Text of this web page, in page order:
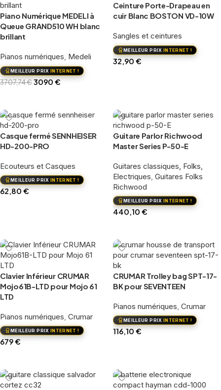
Piano Numérique MEDELI à
Queue GRAND510 WH blanc
brillant
Pianos numériques, Medeli
MEILLEUR PRIX INTERNET !
3707,74€3090€
Ceinture Porte-Drapeau en
cuir Blanc BOSTON VD-10W
Sangles et ceintures
MEILLEUR PRIX INTERNET !
32,90€
Casque fermé SENNHEISER
HD-200-PRO
Ecouteurs et Casques
MEILLEUR PRIX INTERNET !
62,80€
Guitare Parlor Richwood
Master Series P-50-E
Guitares classiques, Folks,
Electriques Guitares Folks
Richwood
MEILLEUR PRIX INTERNET !
440,10€
Clavier Inférieur CRUMAR
Mojo61B-LTD pour Mojo 61
LTD
Pianos numériques, Crumar
MEILLEUR PRIX INTERNET !
679€
CRUMAR Trolley bag SPT-17-
BK pour SEVENTEEN
Pianos numériques, Crumar
MEILLEUR PRIX INTERNET !
116,10 €